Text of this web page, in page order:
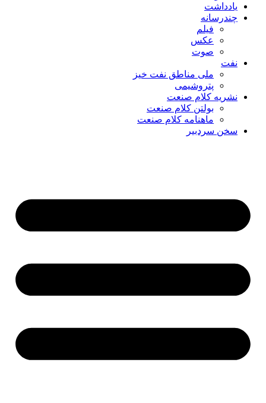
یادداشت
چندرسانه
فیلم
عکس
صوت
نفت
ملی مناطق نفت خیز
پتروشیمی
نشریه کلام صنعت
بولتن کلام صنعت
ماهنامه کلام صنعت
سخن سردبیر